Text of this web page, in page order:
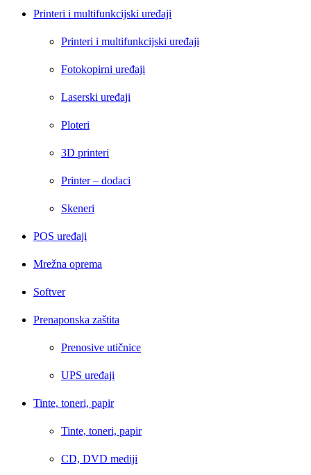
Printeri i multifunkcijski uređaji
Printeri i multifunkcijski uređaji
Fotokopirni uređaji
Laserski uređaji
Ploteri
3D printeri
Printer – dodaci
Skeneri
POS uređaji
Mrežna oprema
Softver
Prenaponska zaštita
Prenosive utičnice
UPS uređaji
Tinte, toneri, papir
Tinte, toneri, papir
CD, DVD mediji